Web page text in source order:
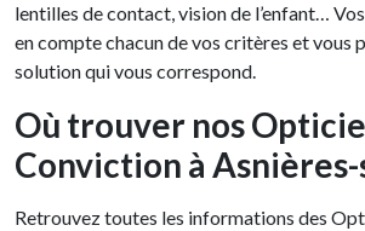
lentilles de contact, vision de l’enfant…
en compte chacun de vos critères et vous
solution qui vous correspond.
Où trouver nos
Conviction à Asnières-
Retrouvez toutes les informations des